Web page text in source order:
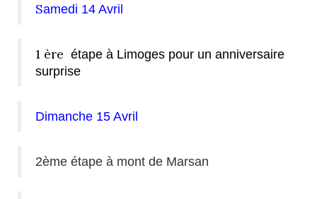
Samedi 14 Avril
1 ère étape à Limoges pour un anniversaire
surprise
Dimanche 15 Avril
2ème étape à mont de Marsan